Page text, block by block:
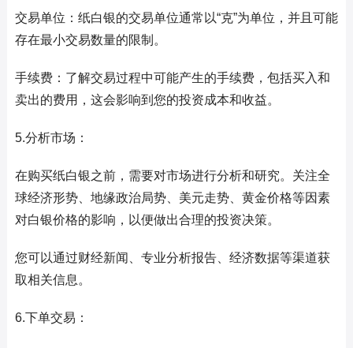
交易单位：纸白银的交易单位通常以“克”为单位，并且可能
存在最小交易数量的限制。
手续费：了解交易过程中可能产生的手续费，包括买入和
卖出的费用，这会影响到您的投资成本和收益。
5.分析市场：
在购买纸白银之前，需要对市场进行分析和研究。关注全
球经济形势、地缘政治局势、美元走势、黄金价格等因素
对白银价格的影响，以便做出合理的投资决策。
您可以通过财经新闻、专业分析报告、经济数据等渠道获
取相关信息。
6.下单交易：